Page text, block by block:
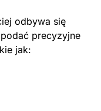
odbywa się
precyzyjne
jak: